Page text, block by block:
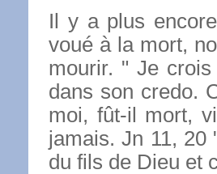
Il y a plus
voué à la mort,
mourir. " Je
dans son credo.
moi, fût-il mort,
jamais. Jn 11, 20
du fils de Dieu et